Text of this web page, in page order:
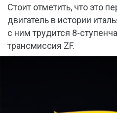
Стоит отметить, что это
двигатель в истории
с ним трудится 8-
трансмиссия ZF.